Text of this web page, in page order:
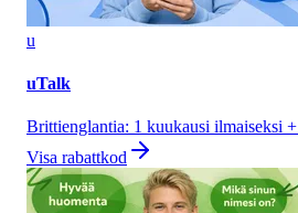
u
uTalk
Brittienglantia: 1 kuukausi ilmaiseksi
Visa rabattkod